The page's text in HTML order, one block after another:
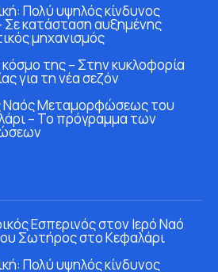
Πολύ υψηλός κίνδυνος
Σε κατάσταση αυξημένης
μηχανισμός
κόσμο της – Στην κυκλοφορία
για τη νέα σεζόν
Ναός Μεταμορφώσεως του
– Το πρόγραμμα των
Εσπερινός στον Ιερό Ναό
Σωτήρος στο Κεφαλάρι
Πολύ υψηλός κίνδυνος